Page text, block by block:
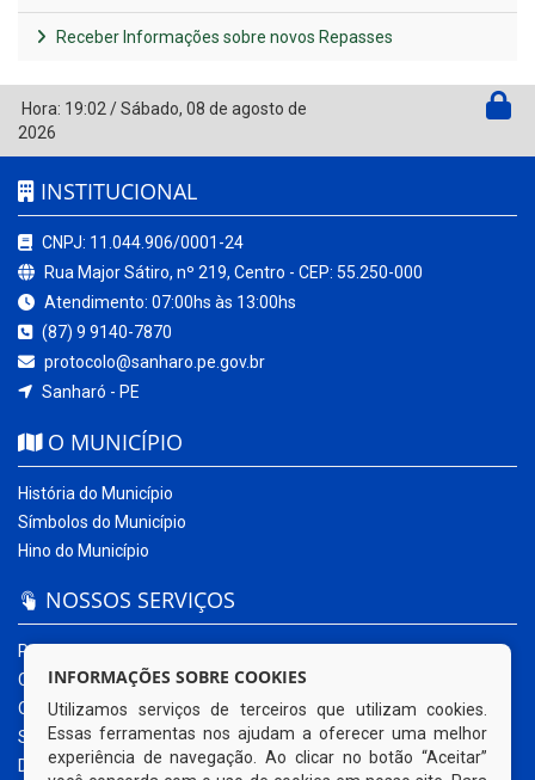
Receber Informações sobre novos Repasses
Hora: 19:02 /Sábado, 08 de agosto de
2026
INSTITUCIONAL
CNPJ: 11.044.906/0001-24
Rua Major Sátiro, nº 219, Centro - CEP: 55.250-000
Atendimento: 07:00hs às 13:00hs
(87) 9 9140-7870
protocolo@sanharo.pe.gov.br
Sanharó - PE
O MUNICÍPIO
História do Município
Símbolos do Município
Hino do Município
NOSSOS SERVIÇOS
Portal da Transparência
Carta de Serviços ao Usuário
Ouvidoria Municipal
Sistema Eletrônico – e-SIC
Diário Oficial
INFORMAÇÕES SOBRE COOKIES
Utilizamos serviços de terceiros que utilizam cookies.
Essas ferramentas nos ajudam a oferecer uma melhor
experiência de navegação. Ao clicar no botão “Aceitar”